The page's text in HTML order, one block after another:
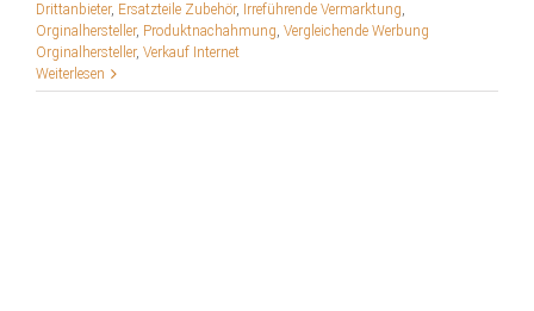
Drittanbieter, Ersatzteile Zubehör, Irreführende Vermarktung,
Orginalhersteller, Produktnachahmung, Vergleichende Werbung
Orginalhersteller, Verkauf Internet
Weiterlesen